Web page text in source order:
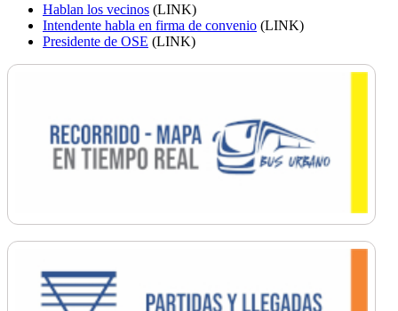
Hablan los vecinos (LINK)
Intendente habla en firma de convenio (LINK)
Presidente de OSE (LINK)